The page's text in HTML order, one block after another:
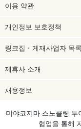
이용 약관
개인정보 보호정책
링크집・게재사업자 목록
제휴사 소개
채용정보
미야코지마 스노클링
협업을 통해